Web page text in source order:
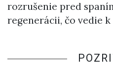
rozrušenie pred
regenerácii, čo vedie